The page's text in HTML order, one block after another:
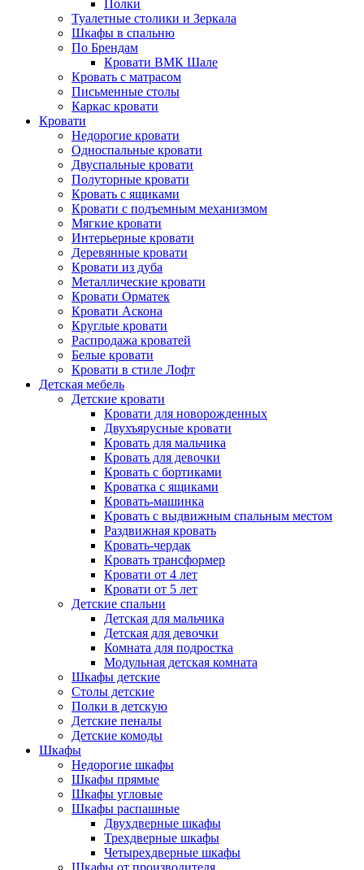
Полки
Туалетные столики и Зеркала
Шкафы в спальню
По Брендам
Кровати ВМК Шале
Кровать с матрасом
Письменные столы
Каркас кровати
Кровати
Недорогие кровати
Односпальные кровати
Двуспальные кровати
Полуторные кровати
Кровать с ящиками
Кровати с подъемным механизмом
Мягкие кровати
Интерьерные кровати
Деревянные кровати
Кровати из дуба
Металлические кровати
Кровати Орматек
Кровати Аскона
Круглые кровати
Распродажа кроватей
Белые кровати
Кровати в стиле Лофт
Детская мебель
Детские кровати
Кровати для новорожденных
Двухъярусные кровати
Кровать для мальчика
Кровать для девочки
Кровать с бортиками
Кроватка с ящиками
Кровать-машинка
Кровать с выдвижным спальным местом
Раздвижная кровать
Кровать-чердак
Кровать трансформер
Кровати от 4 лет
Кровати от 5 лет
Детские спальни
Детская для мальчика
Детская для девочки
Комната для подростка
Модульная детская комната
Шкафы детские
Столы детские
Полки в детскую
Детские пеналы
Детские комоды
Шкафы
Недорогие шкафы
Шкафы прямые
Шкафы угловые
Шкафы распашные
Двухдверные шкафы
Трехдверные шкафы
Четырехдверные шкафы
Шкафы от производителя